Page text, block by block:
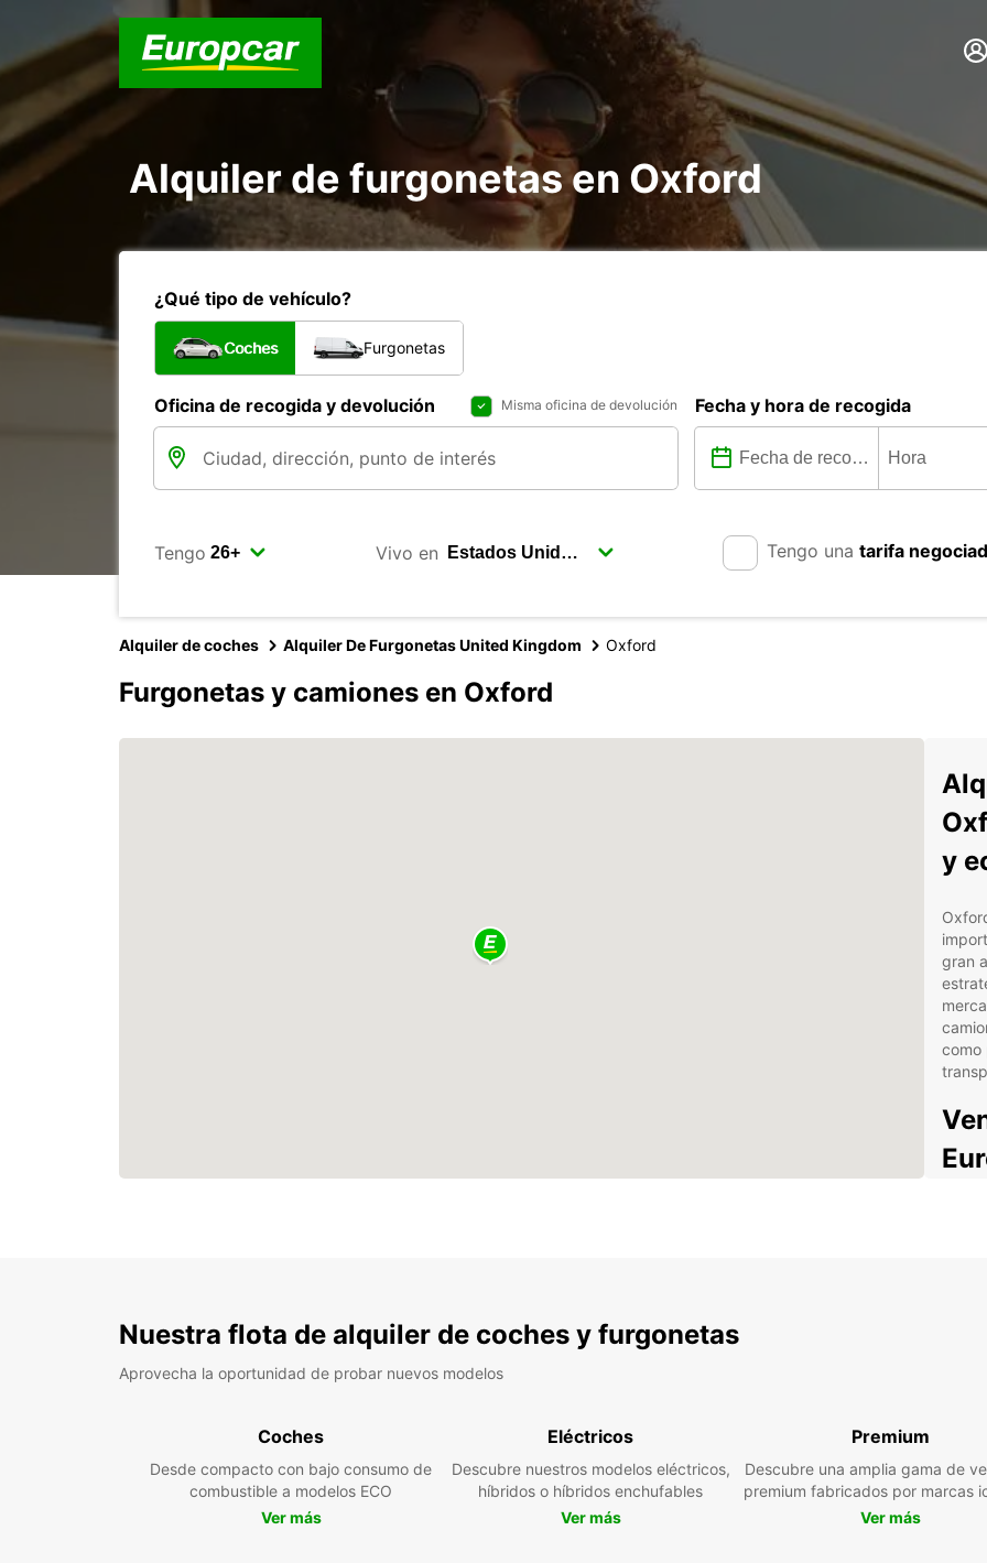
Alquiler de furgonetas en Oxford
¿Qué tipo de vehículo?
Coches Furgonetas
Oficina de recogida y devolución Misma oficina de devolución Fecha y hora de recogida
Tengo Vivo en Tengo una tarifa
Alquiler de coches Alquiler De Furgonetas United Kingdom Oxford
Furgonetas y camiones en Oxford
y
gran
como
la
Nuestra flota de alquiler de coches y furgonetas
Aprovecha la oportunidad de probar nuevos modelos
Coches
Desde compacto con bajo consumo de
combustible a modelos ECO
Ver más
Eléctricos
Descubre nuestros modelos eléctricos,
híbridos o híbridos enchufables
Ver más
Premium
Descubre una amplia gama de
premium fabricados por marcas
Ver más